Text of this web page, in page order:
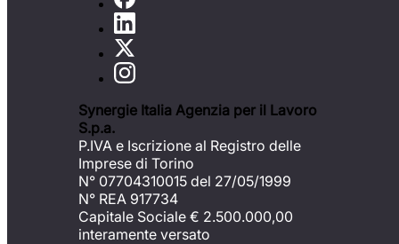
Synergie Italia Agenzia per il Lavoro
S.p.a.
P.IVA e Iscrizione al Registro delle
Imprese di Torino
N° 07704310015 del 27/05/1999
N° REA 917734
Capitale Sociale € 2.500.000,00
interamente versato